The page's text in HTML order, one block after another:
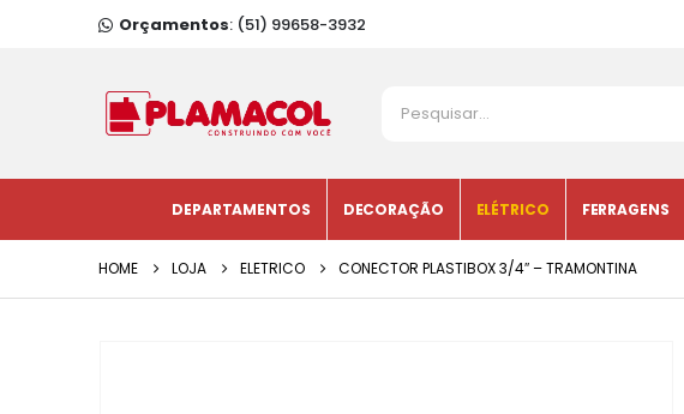
Orçamentos: (51) 99658-3932
DEPARTAMENTOS DECORAÇÃO ELÉTRICO FERRAGENS
HOME LOJA ELETRICO CONECTOR PLASTIBOX 3/4″ – TRAMONTINA